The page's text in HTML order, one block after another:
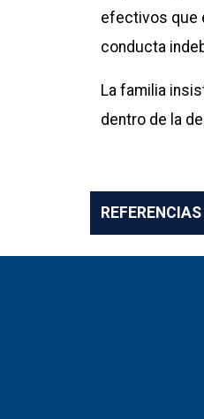
efectivos que
conducta
La familia
dentro de la
REFERENCIAS